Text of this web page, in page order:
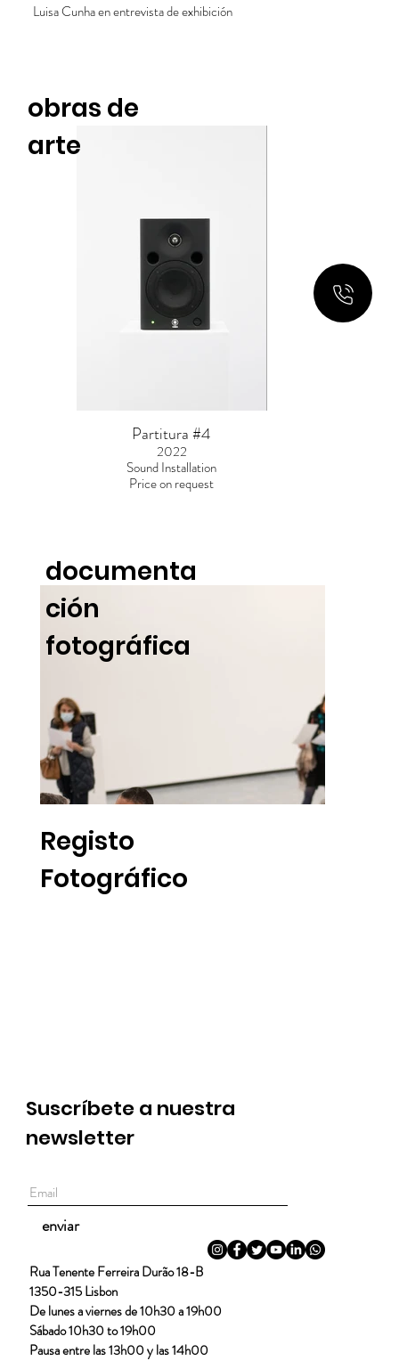
Partitura #4
2022
Sound Installation
Price on request
obras de
arte
Luisa Cunha en entrevista de exhibición
Registo
Fotográfico
documenta
ción
fotográfica
Rua Tenente Ferreira Durão 18-B
1350-315 Lisbon
De lunes a viernes de 10h30 a 19h00
Sábado 10h30 to 19h00
Pausa entre las 13h00 y las 14h00
enviar
Suscríbete a nuestra
newsletter